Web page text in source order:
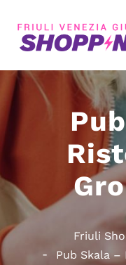
Friuli
Pub Skala –